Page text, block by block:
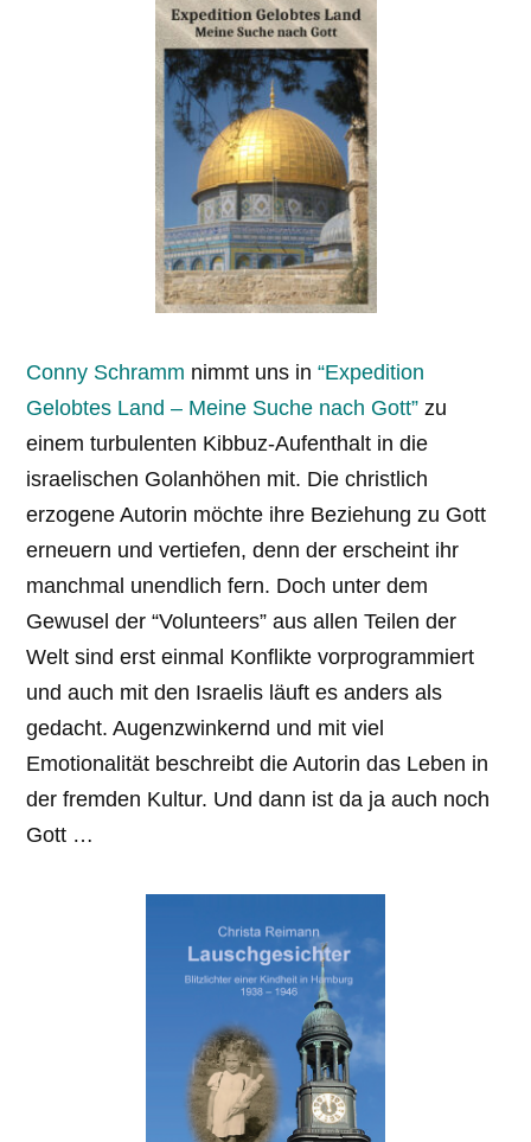
Conny Schramm nimmt uns in“Expedition
Gelobtes Land – Meine Suche nach Gott” zu
einem turbulenten Kibbuz-Aufenthalt in die
israelischen Golanhöhen mit. Die christlich
erzogene Autorin möchte ihre Beziehung zu Gott
erneuern und vertiefen, denn der erscheint ihr
manchmal unendlich fern. Doch unter dem
Gewusel der “Volunteers” aus allen Teilen der
Welt sind erst einmal Konflikte vorprogrammiert
und auch mit den Israelis läuft es anders als
gedacht. Augenzwinkernd und mit viel
Emotionalität beschreibt die Autorin das Leben in
der fremden Kultur. Und dann ist da ja auch noch
Gott …